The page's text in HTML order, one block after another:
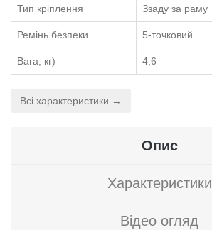
Тип кріплення Ззаду за раму
Ремінь безпеки 5-точковий
Вага, кг) 4,6
Всі характеристики →
Опис
Характеристики
Відео огляд